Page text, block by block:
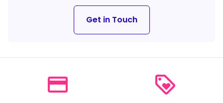
Get in Touch
payment loyalty